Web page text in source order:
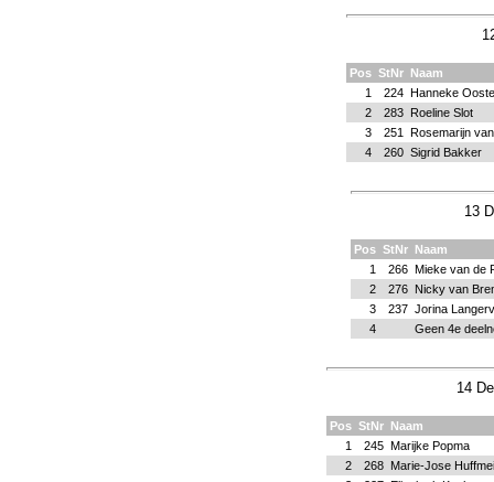
Pos StNr
Naam
1
224 Hanneke
2
283
Roeline Slot
3
251
Rosemarijn
4
260 Sigrid Bakker
13
Pos StNr Naam
1
266 Mieke van de
2
276 Nicky van
3
237 Jorina
4
Geen 4e
14
Pos StNr
Naam
1
245 Marijke Popma
2
268
Marie-Jose